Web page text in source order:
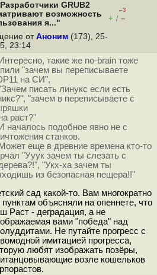
GRUB2
возможность
я..."
–3
+ / –
от Аноним (173), 25-
23:14
такие же no-brain тоже
"зачем вы переписываете
на СИ",
писать линукс если есть
"зачем в переписываете с
раст?"
началось подобное явно не с
станков.
еще в древние времена кто-то
"Ууук зачем ты слезать с
"Укх-ха зачем ты
из безопасная пещера!!"
сад какой-то. Вам многократно
пунктам объясняли на опеннете, что
Раст - деградация, а не
вами "победа" над
Не путайте прогресс с
имитацией прогресса,
любят изображать позёры,
возле кошельков